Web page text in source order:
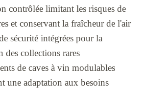
contrôlée limitant les risques de
et conservant la fraîcheur de l'air
sécurité intégrées pour la
des collections rares
de caves à vin modulables
une adaptation aux besoins